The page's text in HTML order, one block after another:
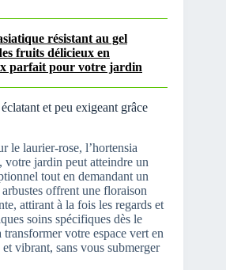
résistant au gel
fruits délicieux en
parfait pour votre jardin
et peu exigeant grâce
le laurier-rose, l’hortensia
votre jardin peut atteindre un
tout en demandant un
offrent une floraison
attirant à la fois les regards et
soins spécifiques dès le
votre espace vert en
vibrant, sans vous submerger